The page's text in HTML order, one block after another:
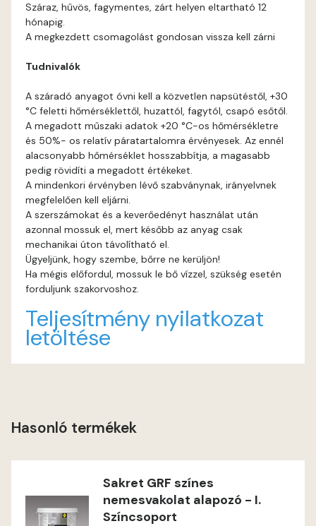
Fig-brown B
Fir C
Gecco-green B
Gecco-green C
Gecco-green D
Gold-yellow B
Graphit B
Grass-green B
Lilac A
Száraz, hűvös, fagymentes, zárt helyen eltartható 12
hónapig.
A megkezdett csomagolást gondosan vissza kell zárni
Tudnivalók
A száradó anyagot óvni kell a közvetlen napsütéstől, +30
°C feletti hőmérséklettől, huzattól, fagytól, csapó esőtől.
A megadott műszaki adatok +20 °C-os hőmérsékletre
és 50%- os relatív páratartalomra érvényesek. Az ennél
alacsonyabb hőmérséklet hosszabbítja, a magasabb
pedig rövidíti a megadott értékeket.
A mindenkori érvényben lévő szabványnak, irányelvnek
megfelelően kell eljárni.
A szerszámokat és a keverőedényt használat után
azonnal mossuk el, mert később az anyag csak
mechanikai úton távolítható el.
Ügyeljünk, hogy szembe, bőrre ne kerüljön!
Ha mégis előfordul, mossuk le bő vízzel, szükség esetén
forduljunk szakorvoshoz.
Teljesítmény nyilatkozat
letöltése
Hasonló termékek
Sakret GRF színes
nemesvakolat alapozó - I.
Színcsoport